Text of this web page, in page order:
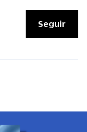
Seguir